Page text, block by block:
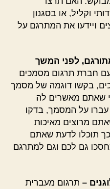
וקליל, או בסגנון
ויידעו את המתרגם על
לפני המשך
חברת תרגום מסמכים
בקשו דוגמה של מסמך
שאתם מאשרים לה
על המסמך, בדקו
מרוצים מאיכות
תוכלו לדעת שאתם
גם לכם וגם למתרגם
– תרגום מעברית